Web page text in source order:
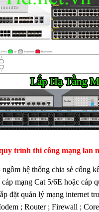
trình thi công mạng lan
hệ thống chia sẻ cổng
cáp mạng Cat 5/6E hoặc cáp
đặt quản lý mạng internet
; Router ; Firewall ;